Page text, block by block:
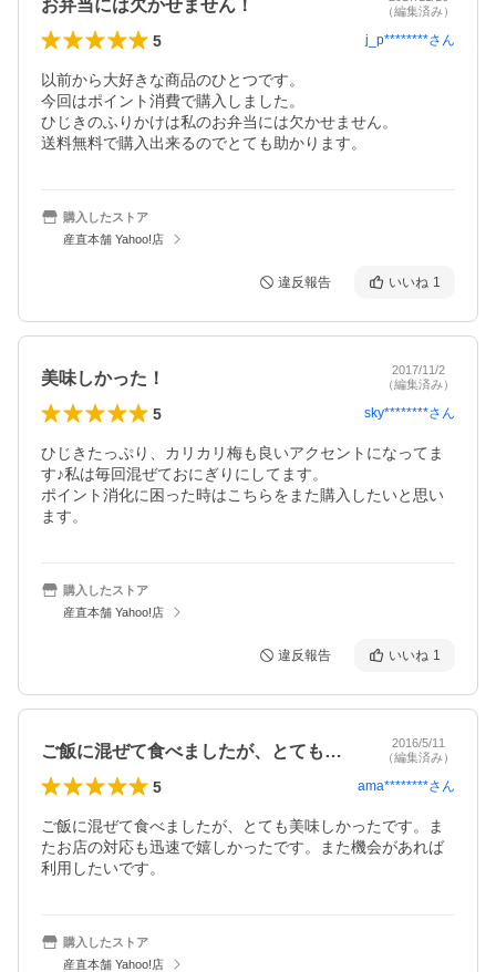
お弁当には欠かせません！
（編集済み）
5 j_p********さん
以前から大好きな商品のひとつです。
今回はポイント消費で購入しました。
ひじきのふりかけは私のお弁当には欠かせません。
送料無料で購入出来るのでとても助かります。
購入したストア
産直本舗 Yahoo!店
違反報告 いいね 1
美味しかった！
2017/11/2
（編集済み）
5 sky********さん
ひじきたっぷり、カリカリ梅も良いアクセントになってま
す♪私は毎回混ぜておにぎりにしてます。
ポイント消化に困った時はこちらをまた購入したいと思い
ます。
購入したストア
産直本舗 Yahoo!店
違反報告 いいね 1
ご飯に混ぜて食べましたが、とても美味し…
2016/5/11
（編集済み）
5 ama********さん
ご飯に混ぜて食べましたが、とても美味しかったです。ま
たお店の対応も迅速で嬉しかったです。また機会があれば
利用したいです。
購入したストア
産直本舗 Yahoo!店